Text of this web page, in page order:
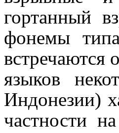
гортанный
фонемы
языков
Индонезии)
частности